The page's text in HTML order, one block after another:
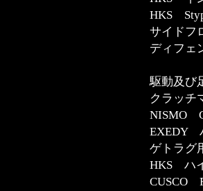
HKS
サイドフ
ディフェ
駆動及び
クラッチ
NISMO
EXEDY
ゲトラグ
HKS ハ
CUSCO